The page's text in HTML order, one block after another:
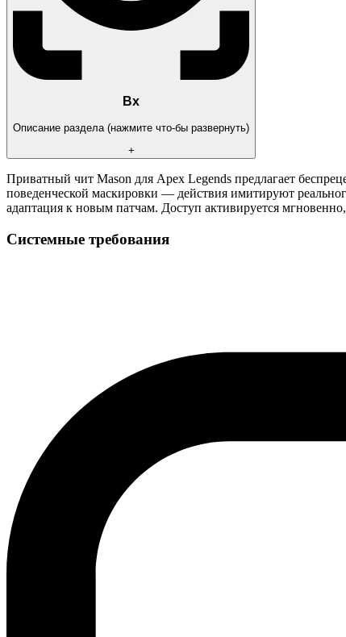
Вх
Описание раздела (нажмите что-бы развернуть)
+
Приватный чит Mason для Apex Legends предлагает
поведенческой маскировки — действия имитируют
адаптация к новым патчам. Доступ активируется
Системные требования